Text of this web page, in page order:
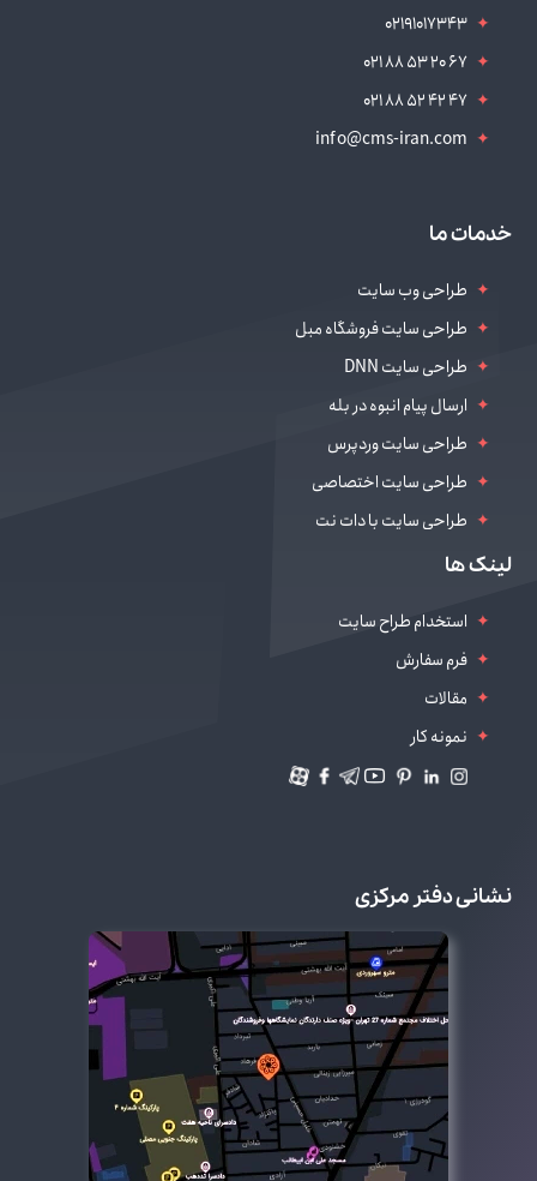
02191017343
021 88 53 20 67
021 88 52 42 47
info@cms-iran.com
خدمات ما
طراحی وب سایت
طراحی سایت فروشگاه مبل
طراحی سایت DNN
ارسال پیام انبوه در بله
طراحی سایت وردپرس
طراحی سایت اختصاصی
طراحی سایت با دات نت
طراحی سایت سالن زیباییلینک ها
استخدام طراح سایت
فرم سفارش
مقالات
نمونه کار
نشانی دفتر مرکزی